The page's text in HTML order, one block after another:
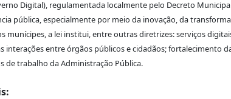
Digital), regulamentada localmente pelo Decreto
pública, especialmente por meio da inovação, da
munícipes, a lei institui, entre outras diretrizes: serviços
interações entre órgãos públicos e cidadãos; fortalecimento
de trabalho da Administração Pública.